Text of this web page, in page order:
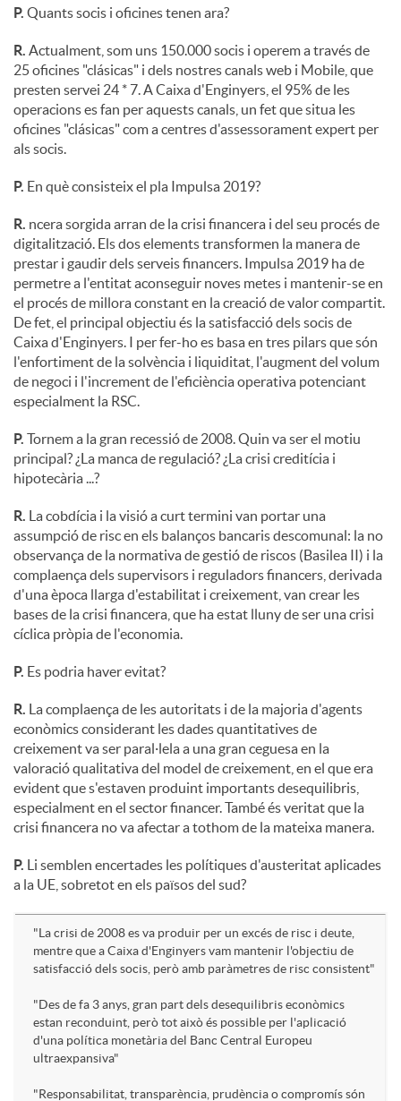
P. Quants socis i oficines tenen ara?
R. Actualment, som uns 150.000 socis i operem a través de
25 oficines "clásicas" i dels nostres canals web i Mobile, que
presten servei 24 * 7. A Caixa d'Enginyers, el 95% de les
operacions es fan per aquests canals, un fet que situa les
oficines "clásicas" com a centres d'assessorament expert per
als socis.
P. En què consisteix el pla Impulsa 2019?
R. ncera sorgida arran de la crisi financera i del seu procés de
digitalització. Els dos elements transformen la manera de
prestar i gaudir dels serveis financers. Impulsa 2019 ha de
permetre a l'entitat aconseguir noves metes i mantenir-se en
el procés de millora constant en la creació de valor compartit.
De fet, el principal objectiu és la satisfacció dels socis de
Caixa d'Enginyers. I per fer-ho es basa en tres pilars que són
l'enfortiment de la solvència i liquiditat, l'augment del volum
de negoci i l'increment de l'eficiència operativa potenciant
especialment la RSC.
P. Tornem a la gran recessió de 2008. Quin va ser el motiu
principal? ¿La manca de regulació? ¿La crisi creditícia i
hipotecària ...?
R. La cobdícia i la visió a curt termini van portar una
assumpció de risc en els balanços bancaris descomunal: la no
observança de la normativa de gestió de riscos (Basilea II) i la
complaença dels supervisors i reguladors financers, derivada
d'una època llarga d'estabilitat i creixement, van crear les
bases de la crisi financera, que ha estat lluny de ser una crisi
cíclica pròpia de l'economia.
P. Es podria haver evitat?
R. La complaença de les autoritats i de la majoria d'agents
econòmics considerant les dades quantitatives de
creixement va ser paral·lela a una gran ceguesa en la
valoració qualitativa del model de creixement, en el que era
evident que s'estaven produint importants desequilibris,
especialment en el sector financer. També és veritat que la
crisi financera no va afectar a tothom de la mateixa manera.
P. Li semblen encertades les polítiques d'austeritat aplicades
a la UE, sobretot en els països del sud?
"La crisi de 2008 es va produir per un excés de risc i deute,
mentre que a Caixa d'Enginyers vam mantenir l'objectiu de
satisfacció dels socis, però amb paràmetres de risc consistent"
"Des de fa 3 anys, gran part dels desequilibris econòmics
estan reconduint, però tot això és possible per l'aplicació
d'una política monetària del Banc Central Europeu
ultraexpansiva"
"Responsabilitat, transparència, prudència o compromís són